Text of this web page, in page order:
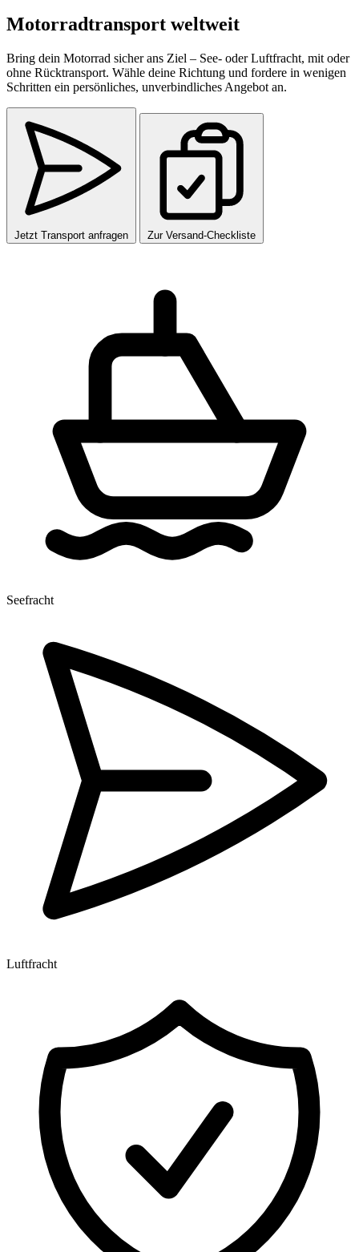
Motorradtransport weltweit
Bring dein Motorrad sicher ans Ziel – See- oder Luftfracht, mit oder
ohne Rücktransport. Wähle deine Richtung und fordere in wenigen
Schritten ein persönliches, unverbindliches Angebot an.
Jetzt Transport anfragen Zur Versand-Checkliste
Seefracht
Luftfracht